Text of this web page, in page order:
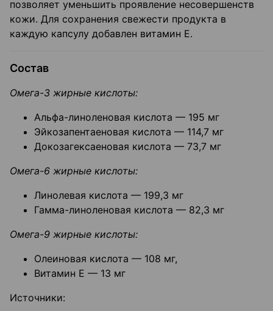
позволяет уменьшить проявление несовершенств
кожи. Для сохранения свежести продукта в
каждую капсулу добавлен витамин Е.
Состав
Омега-3 жирные кислоты:
Альфа-линоленовая кислота — 195 мг
Эйкозапентаеновая кислота — 114,7 мг
Докозагексаеновая кислота — 73,7 мг
Омега-6 жирные кислоты:
Линолевая кислота — 199,3 мг
Гамма-линоленовая кислота — 82,3 мг
Омега-9 жирные кислоты:
Олеиновая кислота — 108 мг,
Витамин Е — 13 мг
Источники: